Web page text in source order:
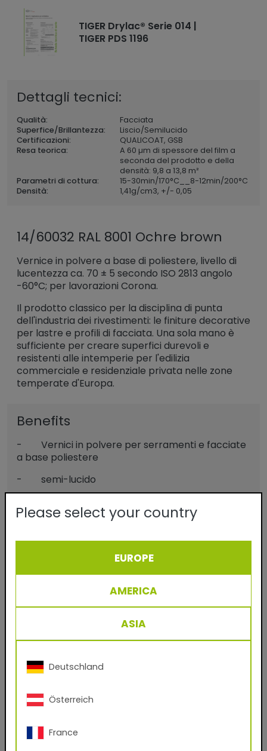
TIGER Drylac® Serie 014 |
TIGER PDS 1196
Dettagli tecnici:
Qualità:
Facciata
Superfice/Brillantezza:
Liscio/Semilucido
Certificazioni:
QUALICOAT, GSB
Resa teorica:
A 60 µm di spessore del film a
seconda del prodotto e della
densità: 9,8 a 13,8 m²
Parametri di cottura:
15-30min/170°C__8-12min/200°C
Densità:
1,41g/cm3, +/- 0,05
14/60032 RAL 8001 Ochre brown
Vernice in polvere a base di poliestere, livello di
lucentezza ca. 70 ± 5 secondo ISO 2813 angolo
-60°C; per lavorazioni Corona.
Il prodotto classico per la disciplina di punta
dell'industria dei rivestimenti: le finiture decorative
per lastre e profili di facciata. Una sola mano è
sufficiente per creare superfici durevoli e
resistenti alle intemperie per l'edilizia
commerciale e residenziale privata nelle zone
temperate d'Europa.
Benefits
- Vernici in polvere per serramenti e facciate
a base poliestere
- semi-lucido
- utilizzo di quasi 100 % del materiale
- protezione e docorazione
Scarica i TIGER Digital Finishes:
(.kmp, .axf, .exr)
Ha un account con noi?
Please select your country
EUROPE
AMERICA
ASIA
Deutschland
Österreich
France